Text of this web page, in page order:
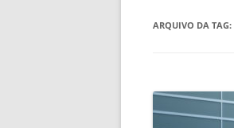
ARQUIVO DA TAG: